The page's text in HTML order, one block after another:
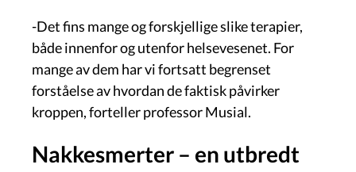
-Det fins mange og forskjellige slike terapier,
både innenfor og utenfor helsevesenet. For
mange av dem har vi fortsatt begrenset
forståelse av hvordan de faktisk påvirker
kroppen, forteller professor Musial.
Nakkesmerter – en utbredt